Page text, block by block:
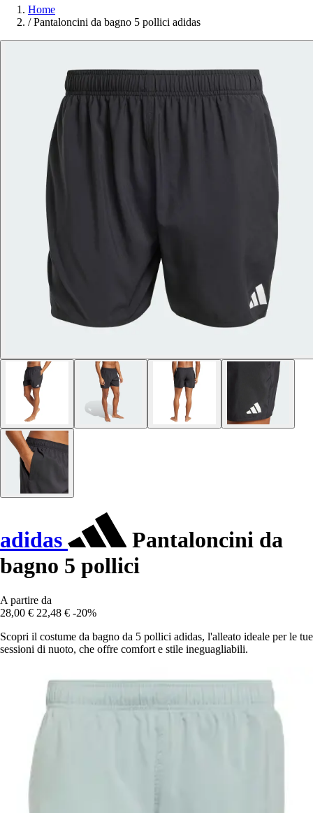
Home
/ Pantaloncini da bagno 5 pollici adidas
adidas
Pantaloncini da
bagno 5 pollici
A partire da
28,00 € 22,48 € -20%
Scopri il costume da bagno da 5 pollici adidas, l'alleato ideale per le tue
sessioni di nuoto, che offre comfort e stile ineguagliabili.